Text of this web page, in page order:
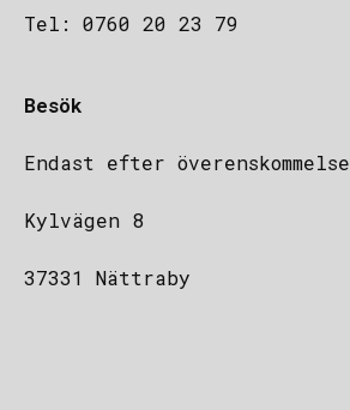
Tel: 0760 20 23 79
Besök
Endast efter överenskommelse
Kylvägen 8
37331 Nättraby